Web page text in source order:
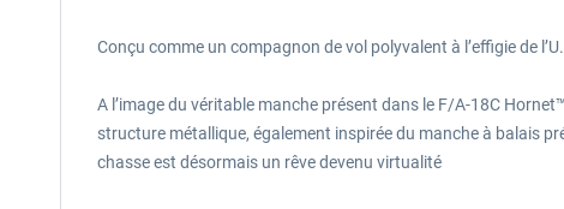
Conçu comme un compagnon de vol polyvalent à l’effigie de
A l’image du véritable manche présent dans le F/A-18C
structure métallique, également inspirée du manche à balais
chasse est désormais un rêve devenu virtualité